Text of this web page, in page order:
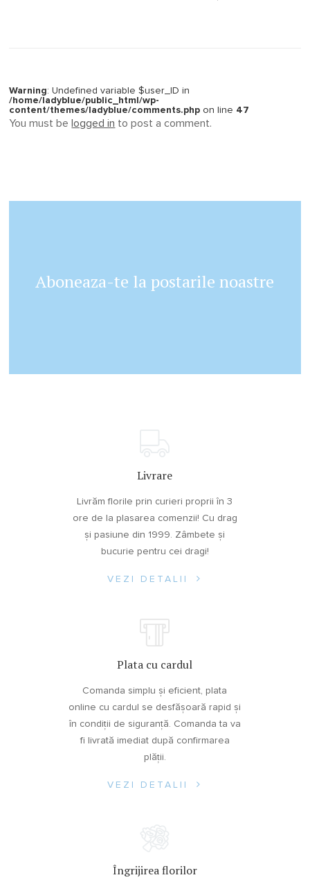
Warning: Undefined variable $user_ID in
/home/ladyblue/public_html/wp-
content/themes/ladyblue/comments.php on line 47
You must be logged in to post a comment.
Aboneaza-te la postarile noastre
Livrare
Livrăm florile prin curieri proprii în 3
ore de la plasarea comenzii! Cu drag
și pasiune din 1999. Zâmbete și
bucurie pentru cei dragi!
VEZI DETALII
Plata cu cardul
Comanda simplu și eficient, plata
online cu cardul se desfășoară rapid și
în condiții de siguranță. Comanda ta va
fi livrată imediat după confirmarea
plății.
VEZI DETALII
Îngrijirea florilor